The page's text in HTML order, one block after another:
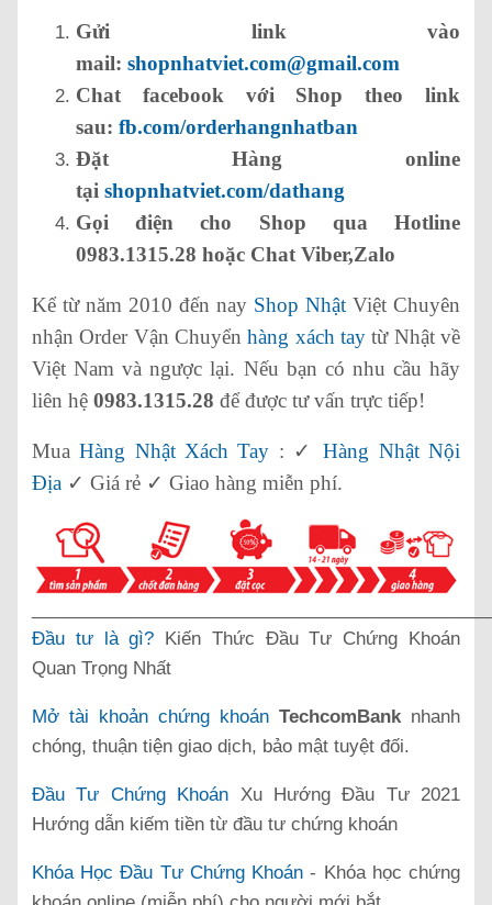
Gửi link vào
mail: shopnhatviet.com@gmail.com
Chat facebook với Shop theo link
sau: fb.com/orderhangnhatban
Đặt Hàng online
tại shopnhatviet.com/dathang
Gọi điện cho Shop qua Hotline
0983.1315.28 hoặc Chat Viber,Zalo
Kể từ năm 2010 đến nay Shop Nhật Việt Chuyên
nhận Order Vận Chuyểnhàng xách tay từ Nhật về
Việt Nam và ngược lại. Nếu bạn có nhu cầu hãy
liên hệ 0983.1315.28 để được tư vấn trực tiếp!
MuaHàng Nhật Xách Tay : ✓Hàng Nhật Nội
Địa ✓ Giá rẻ ✓ Giao hàng miễn phí.
Đầu tư là gì? Kiến Thức Đầu Tư Chứng Khoán
Quan Trọng Nhất
Mở tài khoản chứng khoán TechcomBank nhanh
chóng, thuận tiện giao dịch, bảo mật tuyệt đối.
Đầu Tư Chứng Khoán Xu Hướng Đầu Tư 2021
Hướng dẫn kiếm tiền từ đầu tư chứng khoán
Khóa Học Đầu Tư Chứng Khoán - Khóa học chứng